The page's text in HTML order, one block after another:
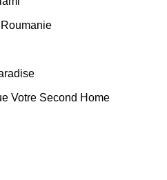
Votre Second Home